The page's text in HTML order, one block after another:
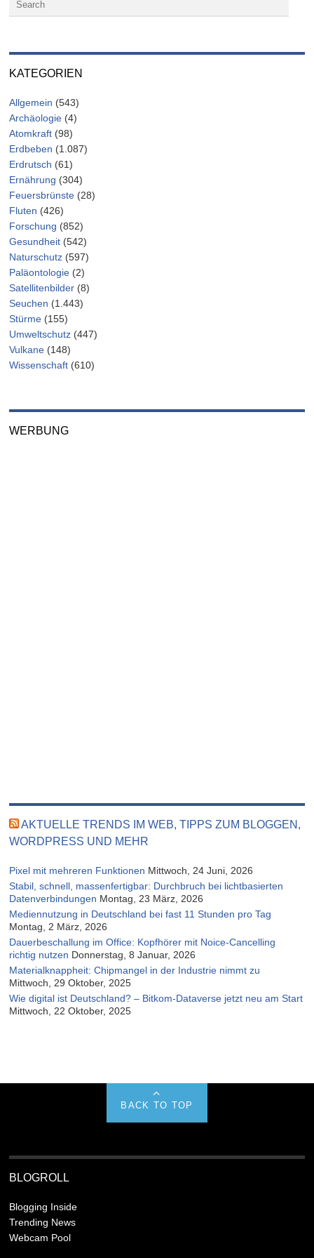
KATEGORIEN
Allgemein (543)
Archäologie (4)
Atomkraft (98)
Erdbeben (1.087)
Erdrutsch (61)
Ernährung (304)
Feuersbrünste (28)
Fluten (426)
Forschung (852)
Gesundheit (542)
Naturschutz (597)
Paläontologie (2)
Satellitenbilder (8)
Seuchen (1.443)
Stürme (155)
Umweltschutz (447)
Vulkane (148)
Wissenschaft (610)
WERBUNG
AKTUELLE TRENDS IM WEB, TIPPS ZUM BLOGGEN,
WORDPRESS UND MEHR
Pixel mit mehreren Funktionen Mittwoch, 24 Juni, 2026
Stabil, schnell, massenfertigbar: Durchbruch bei lichtbasierten
Datenverbindungen Montag, 23 März, 2026
Mediennutzung in Deutschland bei fast 11 Stunden pro Tag
Montag, 2 März, 2026
Dauerbeschallung im Office: Kopfhörer mit Noice-Cancelling
richtig nutzen Donnerstag, 8 Januar, 2026
Materialknappheit: Chipmangel in der Industrie nimmt zu
Mittwoch, 29 Oktober, 2025
Wie digital ist Deutschland? – Bitkom-Dataverse jetzt neu am Start
Mittwoch, 22 Oktober, 2025
BACK TO TOP
BLOGROLL
Blogging Inside
Trending News
Webcam Pool